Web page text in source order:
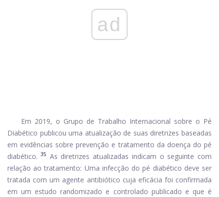
ad
Em 2019, o Grupo de Trabalho Internacional sobre o Pé
Diabético publicou uma atualização de suas diretrizes baseadas
em evidências sobre prevenção e tratamento da doença do pé
diabético. 35 As diretrizes atualizadas indicam o seguinte com
relação ao tratamento: Uma infecção do pé diabético deve ser
tratada com um agente antibiótico cuja eficácia foi confirmada
em um estudo randomizado e controlado publicado e que é